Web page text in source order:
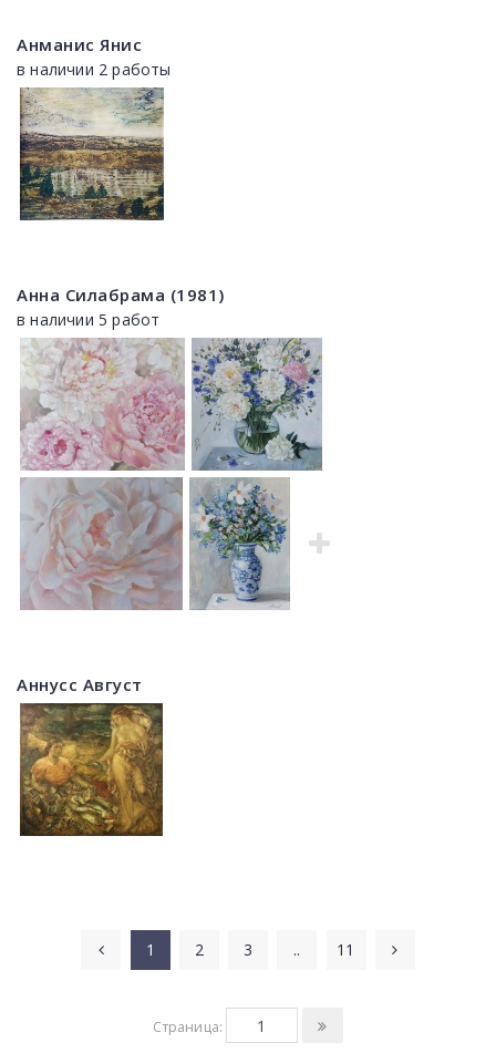
Анманис Янис
в наличии 2 работы
Анна Силабрама (1981)
в наличии 5 работ
Аннусс Август
1 2 3 .. 11
Страница: